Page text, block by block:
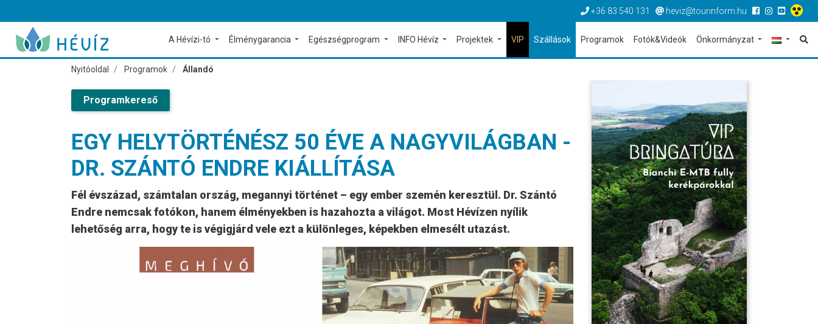
+36 83 540 131 heviz@tourinform.hu
A Hévízi-tó Élménygarancia Egészségprogram INFO Hévíz Projektek VIP Szállások Programok Fotók&Videók Önkormányzat
Nyitóoldal Programok Állandó
Programkereső
EGY HELYTÖRTÉNÉSZ 50 ÉVE A NAGYVILÁGBAN -
DR. SZÁNTÓ ENDRE KIÁLLÍTÁSA
Fél évszázad, számtalan ország, megannyi történet – egy ember szemén keresztül. Dr. Szántó
Endre nemcsak fotókon, hanem élményekben is hazahozta a világot. Most Hévízen nyílik
lehetőség arra, hogy te is végigjárd vele ezt a különleges, képekben elmesélt utazást.